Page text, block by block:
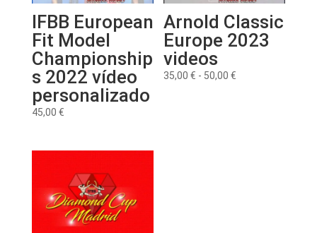
IFBB European
Fit Model
Championship
s 2022 vídeo
personalizado
45,00 €
Arnold Classic
Europe 2023
videos
35,00€ - 50,00€